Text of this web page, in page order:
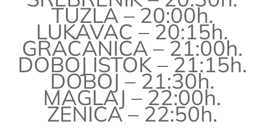
TUZLA – 20:00h.
LUKAVAC – 20:15h.
GRAČANICA – 21:00h.
DOBOJ ISTOK – 21:15h.
DOBOJ – 21:30h.
MAGLAJ – 22:00h.
ZENICA – 22:50h.